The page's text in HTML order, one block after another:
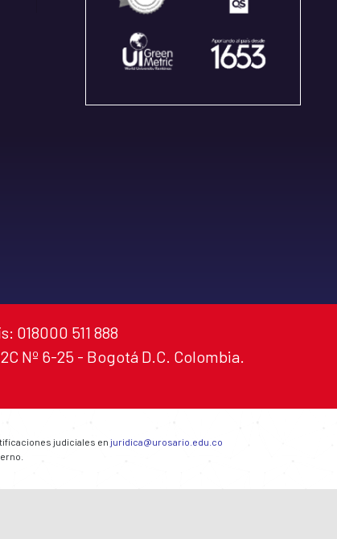
018000 511 888
Nº 6-25 - Bogotá D.C. Colombia.
judiciales en juridica@urosario.edu.co